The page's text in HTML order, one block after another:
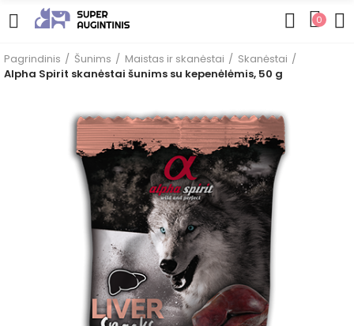
0
Pagrindinis Šunims Maistas ir skanėstai
Skanėstai
Alpha Spirit skanėstai šunims su kepenėlėmis, 50 g